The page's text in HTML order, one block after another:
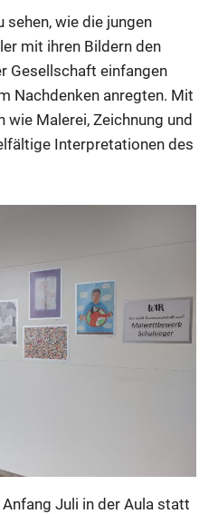
sehen, wie die jungen
mit ihren Bildern den
Gesellschaft einfangen
Nachdenken anregten. Mit
wie Malerei, Zeichnung und
Interpretationen des
Juli in der Aula statt